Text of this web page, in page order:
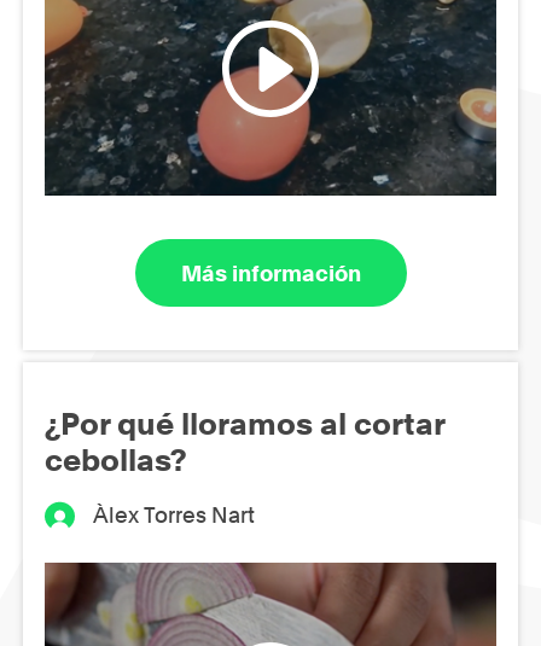
Más información
¿Por qué lloramos al cortar
cebollas?
Àlex Torres Nart